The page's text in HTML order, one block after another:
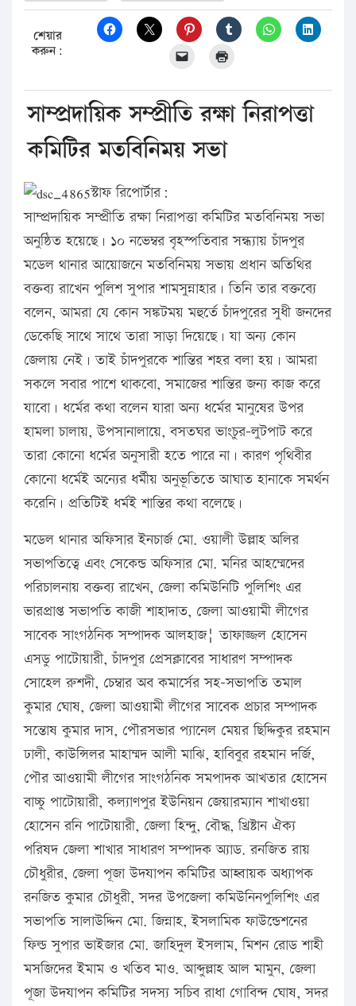
শেয়ার
করুন:
সাম্প্রদায়িক সম্প্রীতি রক্ষা নিরাপত্তা
কমিটির মতবিনিময় সভা
স্টাফ রিপোর্টার:
সাম্প্রদায়িক সম্প্রীতি রক্ষা নিরাপত্তা কমিটির মতবিনিময় সভা
অনুষ্ঠিত হয়েছে। ১০ নভেম্বর বৃহস্পতিবার সন্ধ্যায় চাঁদপুর
মডেল থানার আয়োজনে মতবিনিময় সভায় প্রধান অতিথির
বক্তব্য রাখেন পুলিশ সুপার শামসুন্নাহার। তিনি তার বক্তব্যে
বলেন, আমরা যে কোন সঙ্কটময় মহুর্তে চাঁদপুরের সুধী জনদের
ডেকেছি সাথে সাথে তারা সাড়া দিয়েছে। যা অন্য কোন
জেলায় নেই। তাই চাঁদপুরকে শান্তির শহর বলা হয়। আমরা
সকলে সবার পাশে থাকবো, সমাজের শান্তির জন্য কাজ করে
যাবো। ধর্মের কথা বলেন যারা অন্য ধর্মের মানুষের উপর
হামলা চালায়, উপসানালায়ে, বসতঘর ভাংচুর-লুটপাট করে
তারা কোনো ধর্মের অনুসারী হতে পারে না। কারণ পৃথিবীর
কোনো ধর্মেই অন্যের ধর্মীয় অনুভূতিতে আঘাত হানাকে সমর্থন
করেনি। প্রতিটিই ধর্মই শান্তির কথা বলেছে।
মডেল থানার অফিসার ইনচার্জ মো. ওয়ালী উল্লাহ অলির
সভাপতিত্বে এবং সেকেন্ড অফিসার মো. মনির আহম্মেদের
পরিচালনায় বক্তব্য রাখেন, জেলা কমিউনিটি পুলিশিং এর
ভারপ্রাপ্ত সভাপতি কাজী শাহাদাত, জেলা আওয়ামী লীগের
সাবেক সাংগঠনিক সম্পাদক আলহাজ¦ তাফাজ্জল হোসেন
এসডু পাটোয়ারী, চাঁদপুর প্রেসক্লাবের সাধারণ সম্পাদক
সোহেল রুশদী, চেম্বার অব কমার্সের সহ-সভাপতি তমাল
কুমার ঘোষ, জেলা আওয়ামী লীগের সাবেক প্রচার সম্পাদক
সন্তোষ কুমার দাস, পৌরসভার প্যানেল মেয়র ছিদ্দিকুর রহমান
ঢালী, কাউন্সিলর মাহাম্মদ আলী মাঝি, হাবিবুর রহমান দর্জি,
পৌর আওয়ামী লীগের সাংগঠনিক সমপাদক আখতার হোসেন
বাচ্চু পাটোয়ারী, কল্যাণপুর ইউনিয়ন জেয়ারম্যান শাখাওয়া
হোসেন রনি পাটোয়ারী, জেলা হিন্দু, বৌদ্ধ, খ্রিষ্টান ঐক্য
পরিষদ জেলা শাখার সাধারণ সম্পাদক অ্যাড. রনজিত রায়
চৌধুরীর, জেলা পূজা উদযাপন কমিটির আহ্বায়ক অধ্যাপক
রনজিত কুমার চৌধুরী, সদর উপজেলা কমিউনিনপুলিশিং এর
সভাপতি সালাউদ্দিন মো. জিন্নাহ, ইসলামিক ফাউন্ডেশনের
ফিল্ড সুপার ভাইজার মো. জাহিদুল ইসলাম, মিশন রোড শাহী
মসজিদের ইমাম ও খতিব মাও. আব্দুল্লাহ আল মামুন, জেলা
পূজা উদযাপন কমিটির সদস্য সচিব রাধা গোবিন্দ ঘোষ, সদর